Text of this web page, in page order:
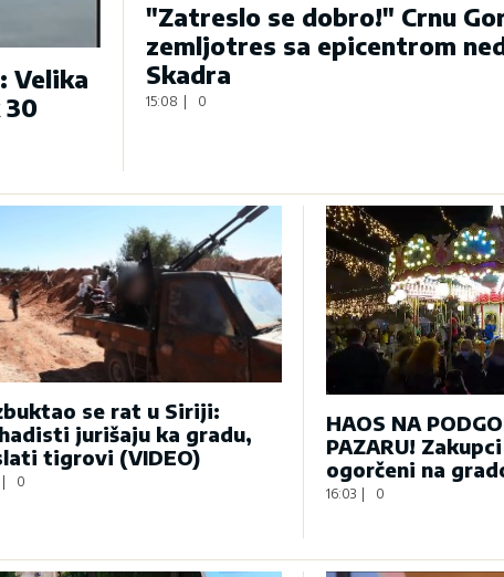
Velika
30
"Zatreslo se dobro!" Crnu
zemljotres sa epicentrom
Skadra
15:08 0
se rat u Siriji:
jurišaju ka gradu,
tigrovi (VIDEO)
| 0
HAOS NA
PAZARU!
ogorčeni na
16:03 0